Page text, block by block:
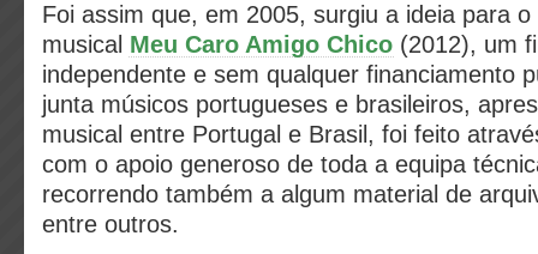
Foi assim que, em 2005, surgiu a ideia para
musical Meu Caro Amigo Chico (2012), um
independente e sem qualquer financiamento
junta músicos portugueses e brasileiros,
musical entre Portugal e Brasil, foi feito
com o apoio generoso de toda a equipa
recorrendo também a algum material de
entre outros.